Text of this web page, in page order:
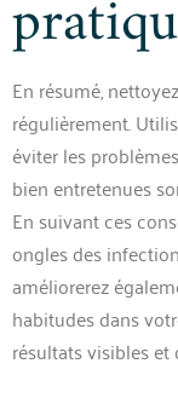
En résumé,
régulièrement.
éviter les
bien entretenues
En suivant ces
ongles des
améliorerez
habitudes dans
résultats visibles et